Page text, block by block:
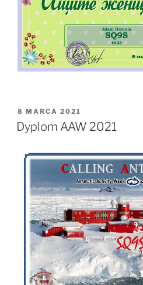
OPUBLIKOWANE
W
8 MARCA 2021
Dyplom AAW 2021